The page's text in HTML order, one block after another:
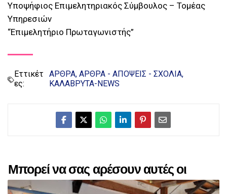
Υποψήφιος Επιμελητηριακός Σύμβουλος – Τομέας
Υπηρεσιών
“Επιμελητήριο Πρωταγωνιστής”
Εττικέτ
ες:
ΑΡΘΡΑ ΑΡΘΡΑ - ΑΠΟΨΕΙΣ - ΣΧΟΛΙΑ
ΚΑΛΑΒΡΥΤΑ-NEWS
Μπορεί να σας αρέσουν αυτές οι
αναρτήσεις